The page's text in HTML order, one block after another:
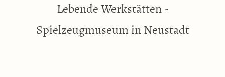
Lebende Werkstätten -
Spielzeugmuseum in Neustadt